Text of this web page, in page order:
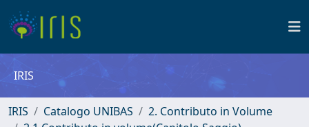
IRIS
IRIS Catalogo UNIBAS
2. Contributo in Volume